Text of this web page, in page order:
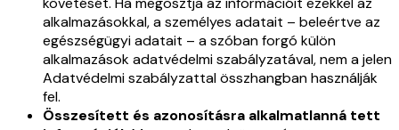
alkalmazásokkal, a személyes adatait – beleértve az
egészségügyi adatait – a szóban forgó külön
alkalmazások adatvédelmi szabályzatával, nem a jelen
Adatvédelmi szabályzattal összhangban használják
fel.
Összesített és azonosításra alkalmatlanná tett